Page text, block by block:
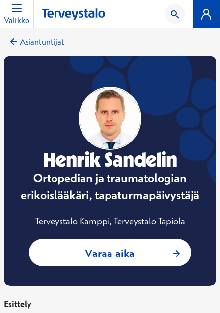
Valikko
Asiantuntijat
Henrik Sandelin
Ortopedian ja traumatologian
erikoislääkäri, tapaturmapäivystäjä
Terveystalo Kamppi, Terveystalo Tapiola
Varaa aika : Henrik
Esittely